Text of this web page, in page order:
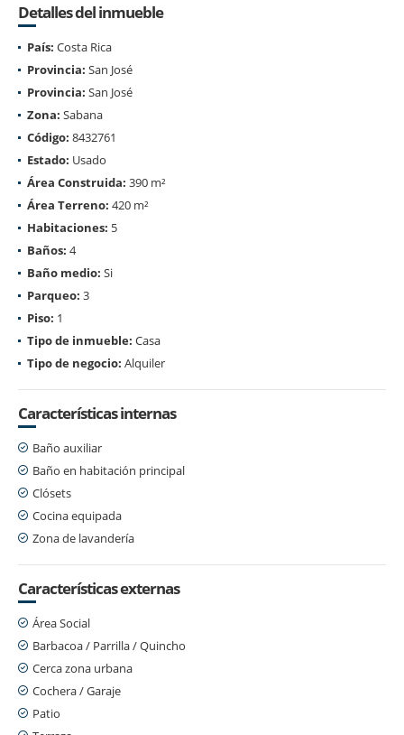
Detalles del inmueble
País: Costa Rica
Provincia: San José
Provincia: San José
Zona: Sabana
Código: 8432761
Estado: Usado
Área Construida: 390 m²
Área Terreno: 420 m²
Habitaciones: 5
Baños: 4
Baño medio: Si
Parqueo: 3
Piso: 1
Tipo de inmueble: Casa
Tipo de negocio: Alquiler
Características internas
Baño auxiliar
Baño en habitación principal
Clósets
Cocina equipada
Zona de lavandería
Características externas
Área Social
Barbacoa / Parrilla / Quincho
Cerca zona urbana
Cochera / Garaje
Patio